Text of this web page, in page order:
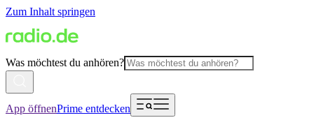
Zum Inhalt springen
Was möchtest du anhören?
App öffnenPrime entdecken